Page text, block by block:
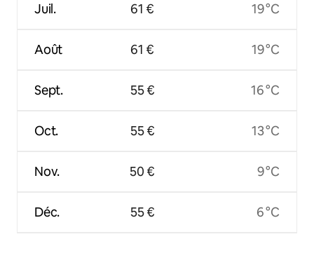
Juil.
Août
Sept.
Oct.
Nov.
Déc.
61 €
61 €
55 €
55 €
50 €
55 €
19 °C
19 °C
16 °C
13 °C
9 °C
6 °C